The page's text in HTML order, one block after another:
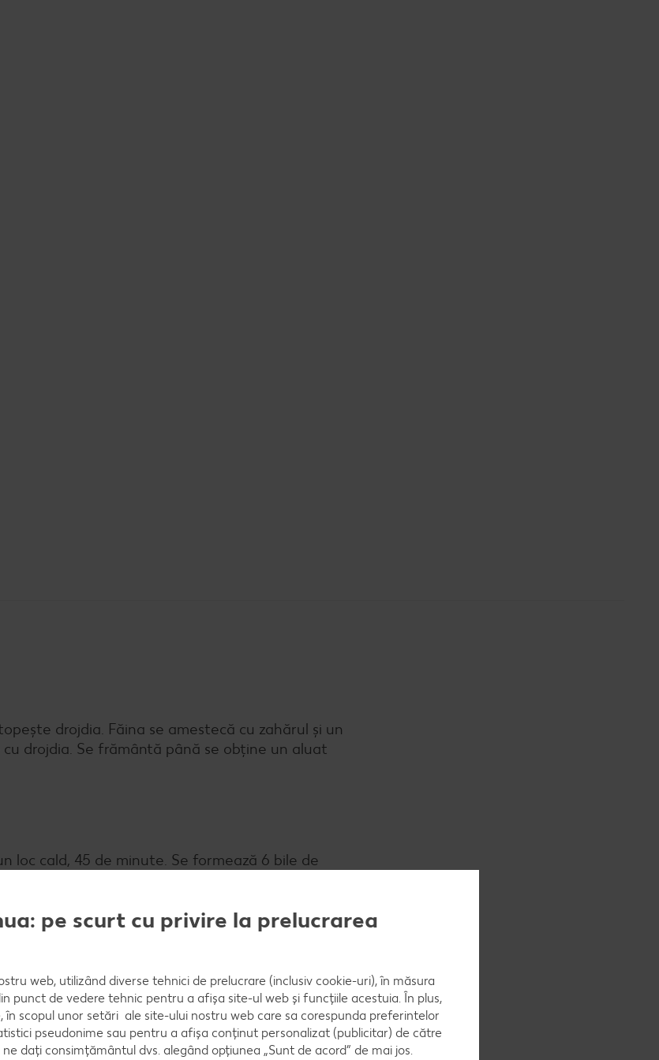
drojdia. Făina se amestecă cu zahărul și un
drojdia. Se frământă până se obține un aluat
loc cald, 45 de minute. Se formează 6 bile de
de copt și se mai lasă să crească încă 1 oră.
pe scurt cu privire la prelucrarea
web, utilizând diverse tehnici de prelucrare (inclusiv cookie-uri), în măsura
punct de vedere tehnic pentru a afișa site-ul web și funcțiile acestuia. În plus,
în scopul unor setări ale site-ului nostru web care sa corespunda preferintelor
pseudonime sau pentru a afișa conținut personalizat (publicitar) de către
dați consimțământul dvs. alegând opțiunea „Sunt de acord” de mai jos.